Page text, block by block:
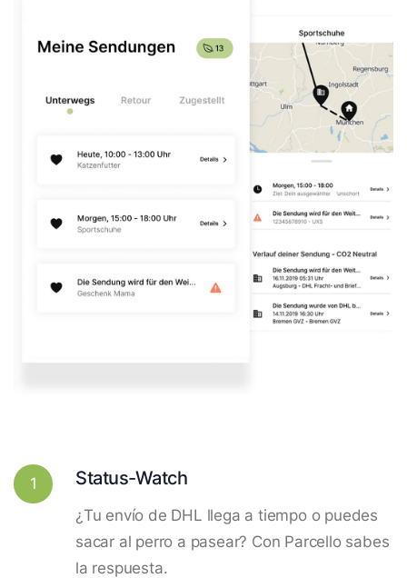
1 Status-Watch
¿Tu envío de DHL llega a tiempo o puedes
sacar al perro a pasear? Con Parcello sabes
la respuesta.